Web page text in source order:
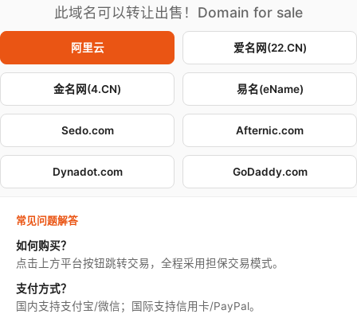
此域名可以转让出售！Domain for sale
阿里云 爱名网(22.CN)
金名网(4.CN) 易名(eName)
Sedo.com Afternic.com
Dynadot.com GoDaddy.com
常见问题解答
如何购买？
点击上方平台按钮跳转交易，全程采用担保交易模式。
支付方式？
国内支持支付宝/微信；国际支持信用卡/PayPal。